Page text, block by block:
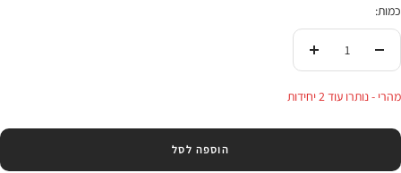
כמות:
העלי
מהרי - נותרו עוד 2 יחידות
הוספה לסל